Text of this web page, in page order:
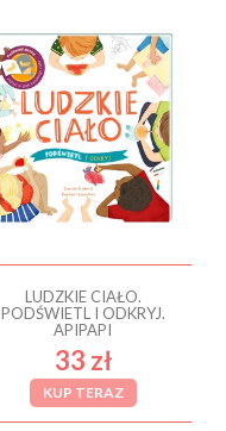
LUDZKIE CIAŁO.
PODŚWIETL I ODKRYJ.
APIPAPI
33 zł
KUP TERAZ